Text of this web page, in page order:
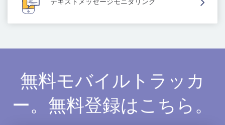
テキストメッセージモニタリング
無料モバイルトラッカ
ー。無料登録はこちら。